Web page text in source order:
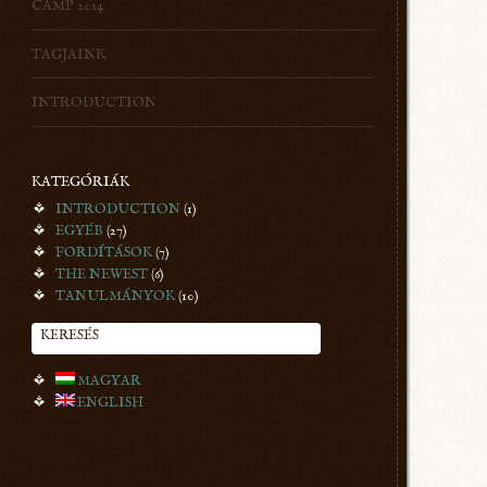
CAMP 2014
TAGJAINK
INTRODUCTION
KATEGÓRIÁK
INTRODUCTION (1)
EGYÉB (27)
FORDÍTÁSOK(7)
THE NEWEST(6)
TANULMÁNYOK(10)
KERESÉS
MAGYAR
ENGLISH